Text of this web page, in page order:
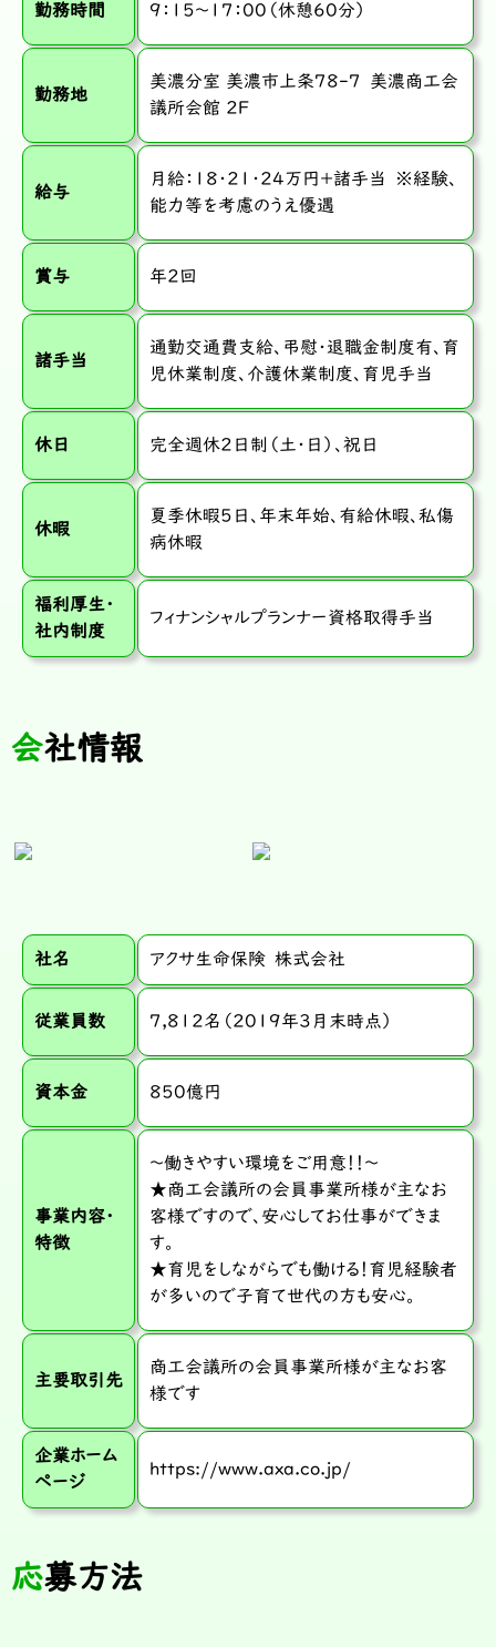
勤務時間 9：15～17：00（休憩60分）
勤務地
美濃分室 美濃市上条78-7 美濃商工会
議所会館 2F
給与
月給：18・21・24万円+諸手当 ※経験、
能力等を考慮のうえ優遇
賞与 年2回
諸手当
通勤交通費支給、弔慰・退職金制度有、育
児休業制度、介護休業制度、育児手当
休日 完全週休２日制（土・日）、祝日
休暇
夏季休暇5日、年末年始、有給休暇、私傷
病休暇
福利厚生・
社内制度
フィナンシャルプランナー資格取得手当
会社情報
社名 アクサ生命保険 株式会社
従業員数 7,812名（2019年3月末時点）
資本金 850億円
事業内容・
特徴
～働きやすい環境をご用意！！～
★商工会議所の会員事業所様が主なお
客様ですので、安心してお仕事ができま
す。
★育児をしながらでも働ける！育児経験者
が多いので子育て世代の方も安心。
主要取引先
商工会議所の会員事業所様が主なお客
様です
企業ホーム
ページ
https://www.axa.co.jp/
応募方法